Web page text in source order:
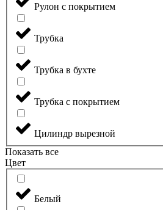
Рулон с покрытием
Трубка
Трубка в бухте
Трубка с покрытием
Цилиндр вырезной
Показать все
Цвет
Белый